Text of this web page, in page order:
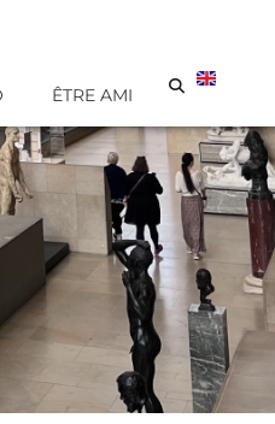
ÊTRE AMI